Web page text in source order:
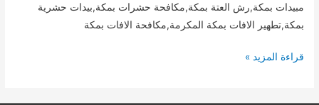
مبيدات بمكة,رش العتة بمكة,مكافحة حشرات بمكة,بيدات حشرية
بمكة,تطهير الافات بمكة المكرمة,مكافحة الافات بمكة
شركة
قراءة المزيد »